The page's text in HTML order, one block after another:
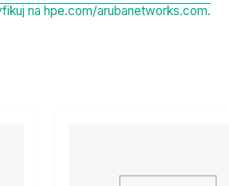
na hpe.com/arubanetworks.com.